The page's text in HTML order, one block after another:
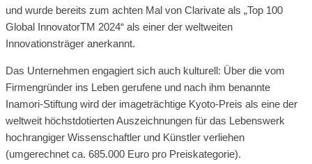
und wurde bereits zum achten Mal von Clarivate als „Top 100
Global InnovatorTM 2024“ als einer der weltweiten
Innovationsträger anerkannt.
Das Unternehmen engagiert sich auch kulturell: Über die vom
Firmengründer ins Leben gerufene und nach ihm benannte
Inamori-Stiftung wird der imageträchtige Kyoto-Preis als eine der
weltweit höchstdotierten Auszeichnungen für das Lebenswerk
hochrangiger Wissenschaftler und Künstler verliehen
(umgerechnet ca. 685.000 Euro pro Preiskategorie).